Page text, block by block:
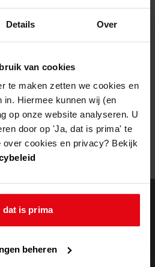
Details Over
van cookies
te maken zetten we cookies en
in. Hiermee kunnen wij (en
op onze website analyseren. U
door op 'Ja, dat is prima' te
cookies en privacy? Bekijk
dat is prima
beheren
niet bezoeken door:
favoriet
verouderde lijst van de website
de